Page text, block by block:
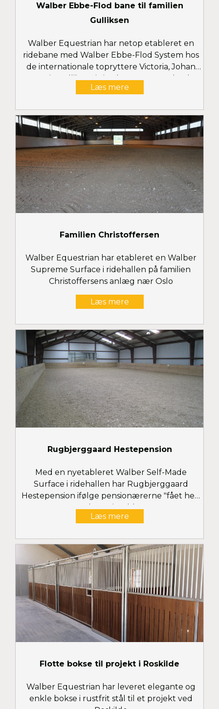
Walber Ebbe-Flod bane til familien
Gulliksen
Walber Equestrian har netop etableret en
ridebane med Walber Ebbe-Flod System hos
de internationale topryttere Victoria, Johan
og Geir Gulliksen i Lierskogen tæt ved Oslo.
Læs mere
Familien Christoffersen
Walber Equestrian har etableret en Walber
Supreme Surface i ridehallen på familien
Christoffersens anlæg nær Oslo
Læs mere
Rugbjerggaard Hestepension
Med en nyetableret Walber Self-Made
Surface i ridehallen har Rugbjerggaard
Hestepension ifølge pensionærerne "fået helt
nye heste i stalden!"
Læs mere
Flotte bokse til projekt i Roskilde
Walber Equestrian har leveret elegante og
enkle bokse i rustfrit stål til et projekt ved